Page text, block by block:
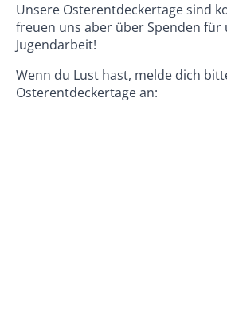
Unsere Osterentdeckertage sind
freuen uns aber über Spenden für
Jugendarbeit!
Wenn du Lust hast, melde dich
Osterentdeckertage an: